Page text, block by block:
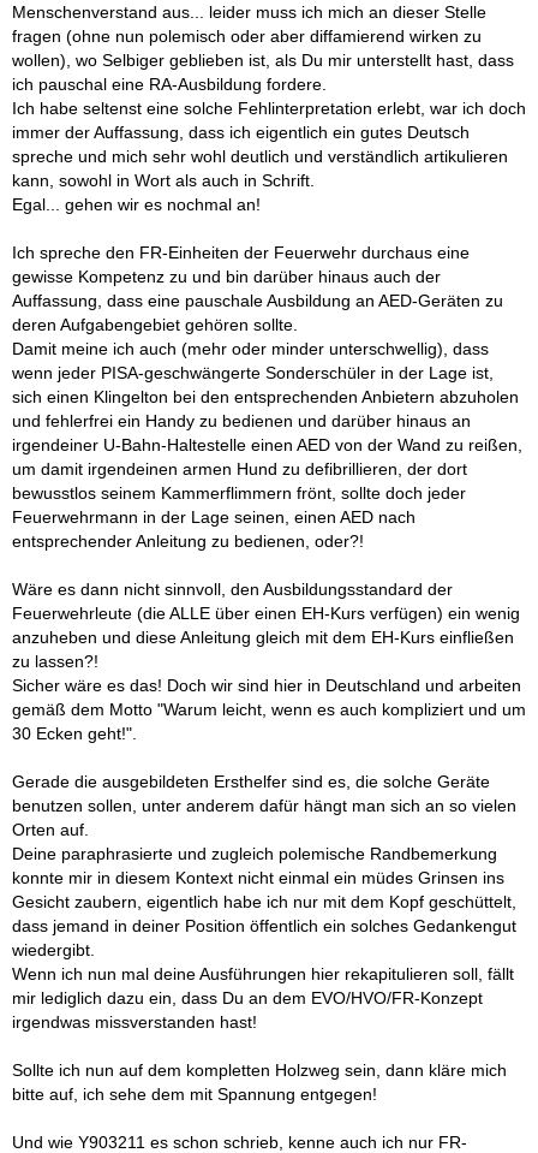
Aber wenn ich Patricks Meinung richtig verstehe muß ich
sowieso jeden EVO zum RA Ausbilden, damit ich auch ja
bestens ausgebildetes Personal habe. Zudem muß ich dann
jeder EVO-Abteilung ein NEF geben damit auch das nötige
Material vorhanden ist.
Ich sehe es eher als wichtig an das die EVO's die Basics
machen können und danach erst weitergehend tätig werden.
Zum Thema der Kompatiblität seie gesagt das es wesentlich
besser ist wenn ich die Klebepads des AED dran lassen kann
und ans EKG des RD anschließen kann als wenn ich die dann
erstmal abreißen muß und danach neue Aufklebe.
Zumal ich dann auch die EVO direkt vor Ort mit Material des RD
neu Aufrüsten kann.
Zum Thema Ausbilden seie gesagt das es schon ein Weilchen
dauert bis ich die gesammte Truppe Unterwiesen habe und
danach geprüft habe , zumal ich dann auch wirklich alle vor Ort
haben muß, denn es bringt nichts wenn ich 1/3 der Truppe auf
das Gerät eingewiesen habe und den Rest nicht und das Teil
Menschenverstand aus... leider muss ich mich an dieser Stelle
fragen (ohne nun polemisch oder aber diffamierend wirken zu
wollen), wo Selbiger geblieben ist, als Du mir unterstellt hast, dass
ich pauschal eine RA-Ausbildung fordere.
Ich habe seltenst eine solche Fehlinterpretation erlebt, war ich doch
immer der Auffassung, dass ich eigentlich ein gutes Deutsch
spreche und mich sehr wohl deutlich und verständlich artikulieren
kann, sowohl in Wort als auch in Schrift.
Egal... gehen wir es nochmal an!
Ich spreche den FR-Einheiten der Feuerwehr durchaus eine
gewisse Kompetenz zu und bin darüber hinaus auch der
Auffassung, dass eine pauschale Ausbildung an AED-Geräten zu
deren Aufgabengebiet gehören sollte.
Damit meine ich auch (mehr oder minder unterschwellig), dass
wenn jeder PISA-geschwängerte Sonderschüler in der Lage ist,
sich einen Klingelton bei den entsprechenden Anbietern abzuholen
und fehlerfrei ein Handy zu bedienen und darüber hinaus an
irgendeiner U-Bahn-Haltestelle einen AED von der Wand zu reißen,
um damit irgendeinen armen Hund zu defibrillieren, der dort
bewusstlos seinem Kammerflimmern frönt, sollte doch jeder
Feuerwehrmann in der Lage seinen, einen AED nach
entsprechender Anleitung zu bedienen, oder?!
Wäre es dann nicht sinnvoll, den Ausbildungsstandard der
Feuerwehrleute (die ALLE über einen EH-Kurs verfügen) ein wenig
anzuheben und diese Anleitung gleich mit dem EH-Kurs einfließen
zu lassen?!
Sicher wäre es das! Doch wir sind hier in Deutschland und arbeiten
gemäß dem Motto "Warum leicht, wenn es auch kompliziert und um
30 Ecken geht!".
Gerade die ausgebildeten Ersthelfer sind es, die solche Geräte
benutzen sollen, unter anderem dafür hängt man sich an so vielen
Orten auf.
Deine paraphrasierte und zugleich polemische Randbemerkung
konnte mir in diesem Kontext nicht einmal ein müdes Grinsen ins
Gesicht zaubern, eigentlich habe ich nur mit dem Kopf geschüttelt,
dass jemand in deiner Position öffentlich ein solches Gedankengut
wiedergibt.
Wenn ich nun mal deine Ausführungen hier rekapitulieren soll, fällt
mir lediglich dazu ein, dass Du an dem EVO/HVO/FR-Konzept
irgendwas missverstanden hast!
Sollte ich nun auf dem kompletten Holzweg sein, dann kläre mich
bitte auf, ich sehe dem mit Spannung entgegen!
Und wie Y903211 es schon schrieb, kenne auch ich nur FR-